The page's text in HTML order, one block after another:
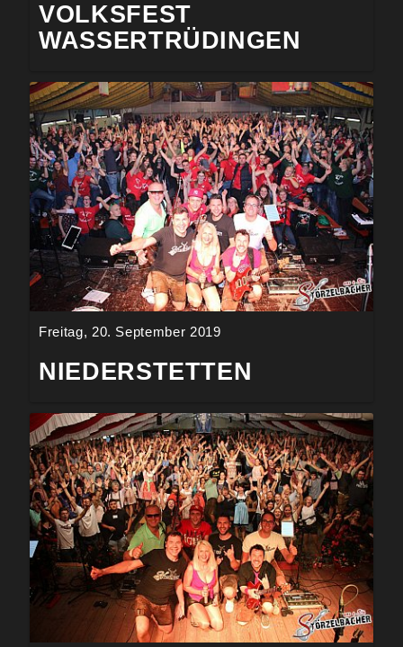
VOLKSFEST
WASSERTRÜDINGEN
Freitag, 20. September 2019
NIEDERSTETTEN